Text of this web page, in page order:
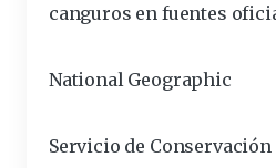
canguros en fuentes
National Geographic
Servicio de Conservación